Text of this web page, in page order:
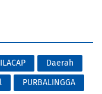
Daerah
PURBALINGGA